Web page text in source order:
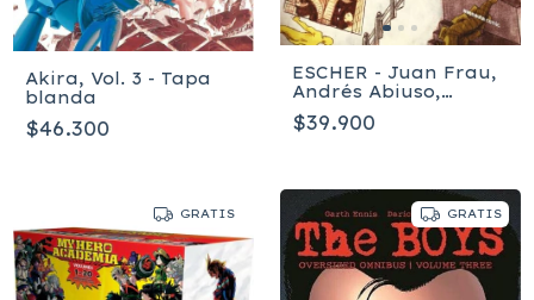
Akira, Vol. 3 - Tapa
blanda
$46.300
ESCHER - Juan Frau,
Andrés Abiuso,
Lorenzo Coltellacci
$39.900
GRATIS GRATIS